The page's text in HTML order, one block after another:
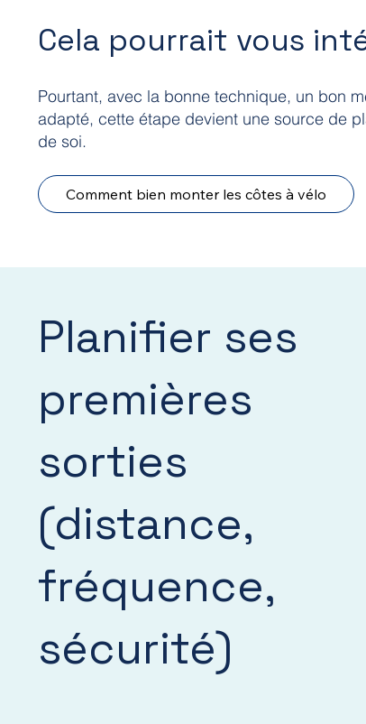
Cela pourrait vous
Pourtant, avec la bonne technique, un bon
adapté, cette étape devient une source de
de soi.
Comment bien monter les côtes à vélo
Planifier ses
premières
sorties
(distance,
fréquence,
sécurité)